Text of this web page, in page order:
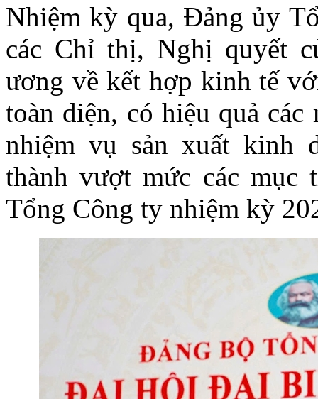
Nhiệm kỳ qua, Đảng ủy
các Chỉ thị, Nghị quyết
ương về kết hợp kinh tế
toàn diện, có hiệu quả
nhiệm vụ sản xuất kinh
thành vượt mức các
Tổng Công ty nhiệm kỳ